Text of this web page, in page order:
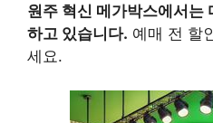
원주 혁신 메가박스에서는
하고 있습니다. 예매 전 할
세요.